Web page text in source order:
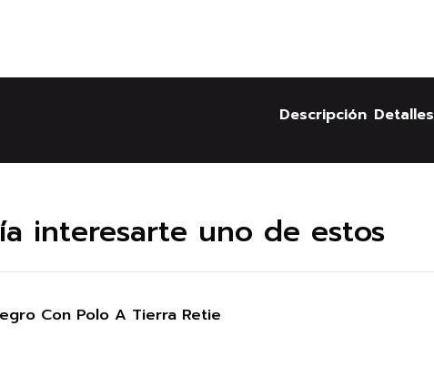
Descripción Detalles
interesarte uno de estos
Con Polo A Tierra Retie